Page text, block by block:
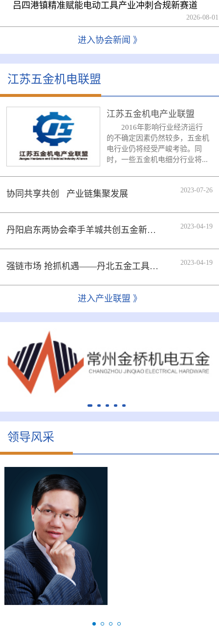
吕四港镇精准赋能电动工具产业冲刺合规新赛道
2026-08-01
进入协会新闻 》
江苏五金机电联盟
江苏五金机电产业联盟
2016年影响行业经济运行
的不确定因素仍然较多，五金机
电行业仍将经受严峻考验。同
时，一些五金机电细分行业将...
协同共享共创 产业链集聚发展 2023-07-26
丹阳启东两协会牵手羊城共创五金新时代 2023-04-19
强链市场 抢抓机遇——丹北五金工具行业协会组织会员企业参加133届广交会 2023-04-19
进入产业联盟 》
领导风采